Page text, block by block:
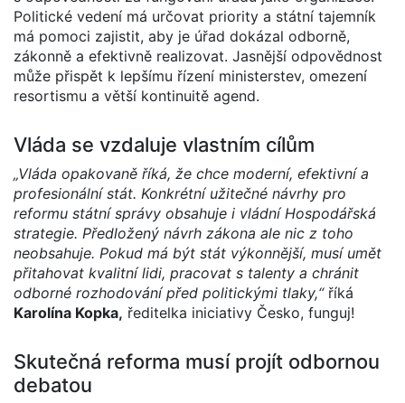
Politické vedení má určovat priority a státní tajemník
má pomoci zajistit, aby je úřad dokázal odborně,
zákonně a efektivně realizovat. Jasnější odpovědnost
může přispět k lepšímu řízení ministerstev, omezení
resortismu a větší kontinuitě agend.
Vláda se vzdaluje vlastním cílům
„Vláda opakovaně říká, že chce moderní, efektivní a
profesionální stát. Konkrétní užitečné návrhy pro
reformu státní správy obsahuje i vládní Hospodářská
strategie. Předložený návrh zákona ale nic z toho
neobsahuje. Pokud má být stát výkonnější, musí umět
přitahovat kvalitní lidi, pracovat s talenty a chránit
odborné rozhodování před politickými tlaky,“říká
Karolína Kopka, ředitelka iniciativy Česko, funguj!
Skutečná reforma musí projít odbornou
debatou